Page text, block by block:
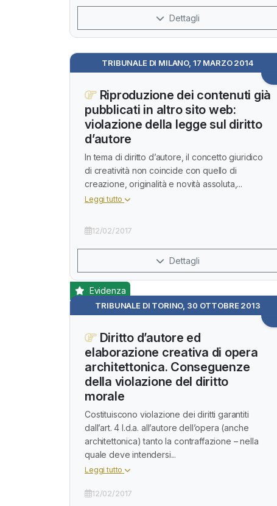
Dettagli
TRIBUNALE DI MILANO, 17 MARZO 2014
Riproduzione dei contenuti già
pubblicati in altro sito web:
violazione della legge sul diritto
d’autore
In tema di diritto d’autore, il concetto giuridico
di creatività non coincide con quello di
creazione, originalità e novità assoluta,...
Leggi tutto
12/02/2017
Dettagli
TRIBUNALE DI TORINO, 30 OTTOBRE 2013
Evidenza
Diritto d’autore ed
elaborazione creativa di opera
architettonica. Conseguenze
della violazione del diritto
morale
Costituiscono violazione dei diritti garantiti
dall’art. 4 l.d.a. all’autore dell’opera (anche
architettonica) tanto la contraffazione – nella
quale deve intendersi...
Leggi tutto
12/02/2017